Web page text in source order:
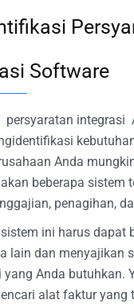
Software
persyaratan integrasi
Anda
beberapa sistem
penagihan,
sistem ini harus dapat
lain dan menyajikan
Anda butuhkan.
alat faktur yang